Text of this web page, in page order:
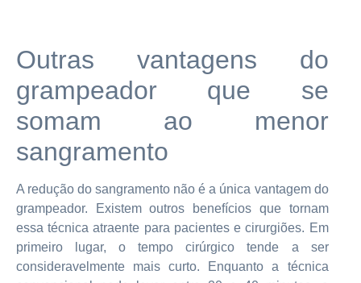
Outras vantagens do
grampeador que se
somam ao menor
sangramento
A redução do sangramento não é a única vantagem do
grampeador. Existem outros benefícios que tornam
essa técnica atraente para pacientes e cirurgiões. Em
primeiro lugar, o tempo cirúrgico tende a ser
consideravelmente mais curto. Enquanto a técnica